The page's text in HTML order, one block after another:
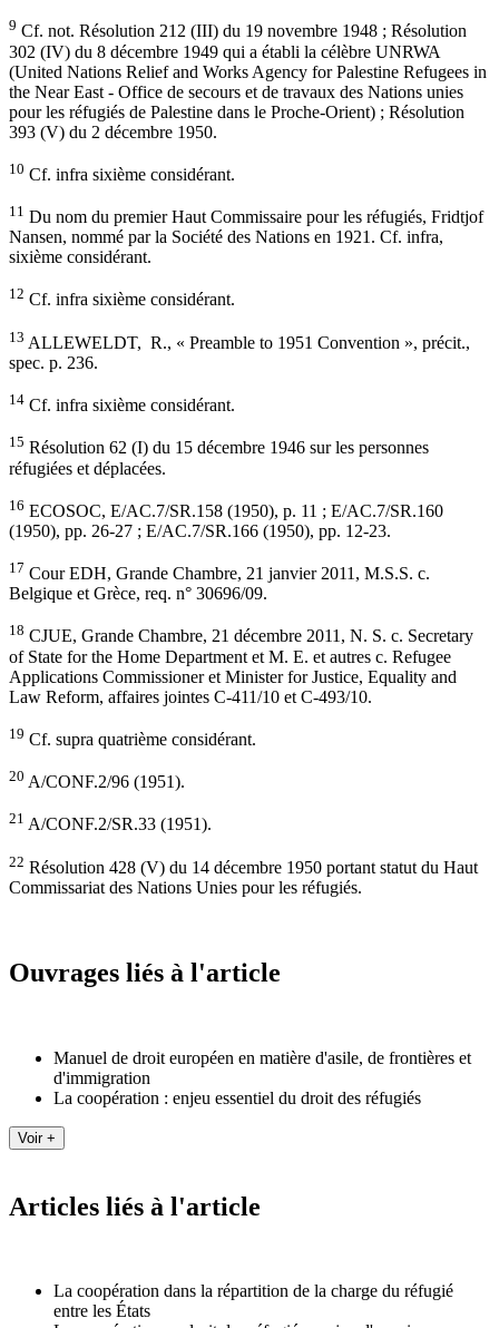
9 Cf. not. Résolution 212 (III) du 19 novembre 1948 ; Résolution
302 (IV) du 8 décembre 1949 qui a établi la célèbre UNRWA
(United Nations Relief and Works Agency for Palestine Refugees in
the Near East - Office de secours et de travaux des Nations unies
pour les réfugiés de Palestine dans le Proche-Orient) ; Résolution
393 (V) du 2 décembre 1950.
10 Cf. infra sixième considérant.
11 Du nom du premier Haut Commissaire pour les réfugiés, Fridtjof
Nansen, nommé par la Société des Nations en 1921. Cf. infra,
sixième considérant.
12 Cf. infra sixième considérant.
13 ALLEWELDT, R., « Preamble to 1951 Convention », précit.,
spec. p. 236.
14 Cf. infra sixième considérant.
15 Résolution 62 (I) du 15 décembre 1946 sur les personnes
réfugiées et déplacées.
16 ECOSOC, E/AC.7/SR.158 (1950), p. 11 ; E/AC.7/SR.160
(1950), pp. 26-27 ; E/AC.7/SR.166 (1950), pp. 12-23.
17 Cour EDH, Grande Chambre, 21 janvier 2011, M.S.S. c.
Belgique et Grèce, req. n° 30696/09.
18 CJUE, Grande Chambre, 21 décembre 2011, N. S. c. Secretary
of State for the Home Department et M. E. et autres c. Refugee
Applications Commissioner et Minister for Justice, Equality and
Law Reform, affaires jointes C-411/10 et C-493/10.
19 Cf. supra quatrième considérant.
20 A/CONF.2/96 (1951).
21 A/CONF.2/SR.33 (1951).
22 Résolution 428 (V) du 14 décembre 1950 portant statut du Haut
Commissariat des Nations Unies pour les réfugiés.
Ouvrages liés à l'article
Manuel de droit européen en matière d'asile, de frontières et
d'immigration
La coopération : enjeu essentiel du droit des réfugiés
Articles liés à l'article
La coopération dans la répartition de la charge du réfugié
entre les États